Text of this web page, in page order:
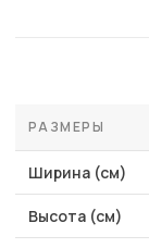
РАЗМЕРЫ
Ширина (см)
Высота (см)